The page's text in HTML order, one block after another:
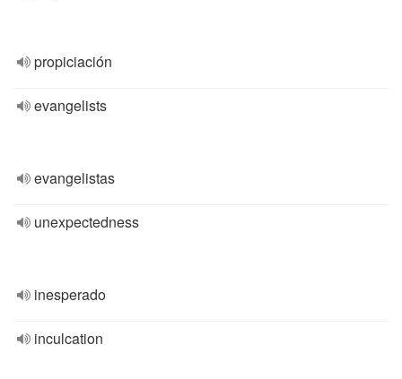
propiciación
evangelists
evangelistas
unexpectedness
inesperado
inculcation